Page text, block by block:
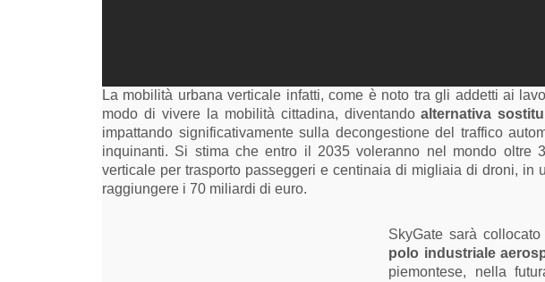
La mobilità urbana verticale infatti, come è noto tra gli addetti ai
modo di vivere la mobilità cittadina, diventandoalternativa
impattando significativamente sulla decongestione del traffico
inquinanti. Si stima che entro il 2035 voleranno nel mondo oltre
verticale per trasporto passeggeri e centinaia di migliaia di droni, in
raggiungere i 70 miliardi di euro.
SkyGate sarà
polo industriale
piemontese, nella